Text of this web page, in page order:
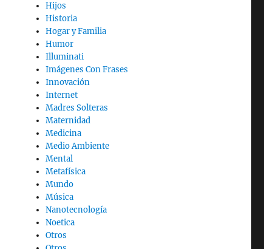
Hijos
Historia
Hogar y Familia
Humor
Illuminati
Imágenes Con Frases
Innovación
Internet
Madres Solteras
Maternidad
Medicina
Medio Ambiente
Mental
Metafísica
Mundo
Música
Nanotecnología
Noetica
Otros